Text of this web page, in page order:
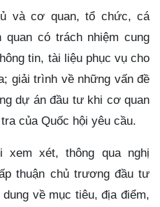
và cơ quan, tổ chức, cá
quan có trách nhiệm cung
tin, tài liệu phục vụ cho
giải trình về những vấn đề
dự án đầu tư khi cơ quan
của Quốc hội yêu cầu.
xem xét, thông qua nghị
thuận chủ trương đầu tư
về mục tiêu, địa điểm,